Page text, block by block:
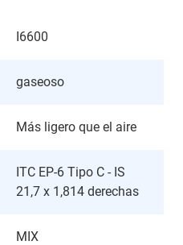
I6600
gaseoso
Más ligero que el aire
ITC EP-6 Tipo C - IS
21,7 x 1,814 derechas
MIX